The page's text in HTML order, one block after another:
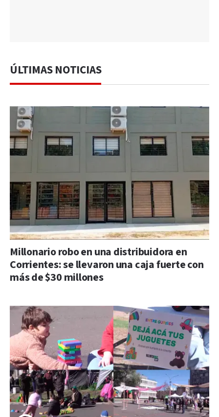
ÚLTIMAS NOTICIAS
Millonario robo en una distribuidora en
Corrientes: se llevaron una caja fuerte con
más de $30 millones